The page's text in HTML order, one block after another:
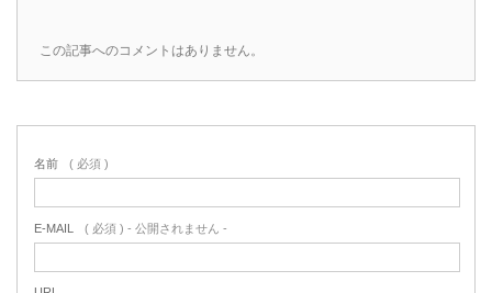
この記事へのコメントはありません。
名前 ( 必須 )
E-MAIL ( 必須 ) - 公開されません -